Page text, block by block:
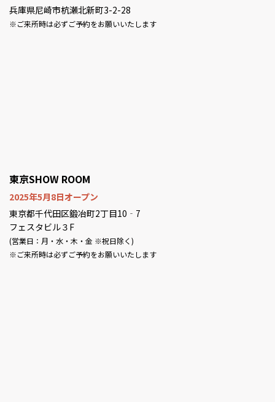
兵庫県尼崎市杭瀬北新町3-2-28
※ご来所時は必ずご予約をお願いいたします
東京SHOW ROOM
2025年5月8日オープン
東京都千代田区鍛冶町2丁目10‐7
フェスタビル３F
(営業日：月・水・木・金 ※祝日除く)
※ご来所時は必ずご予約をお願いいたします